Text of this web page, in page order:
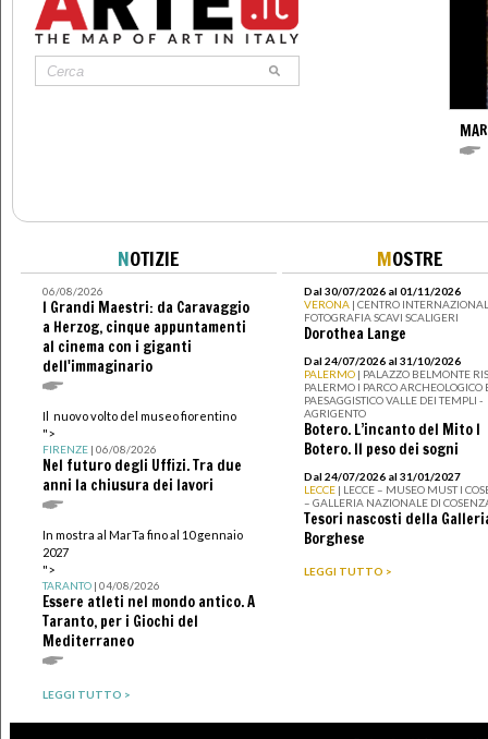
NOTIZIE
06/08/2026
I Grandi Maestri: da Caravaggio
a Herzog, cinque appuntamenti
al cinema con i giganti
dell'immaginario
Il nuovo volto del museo fiorentino
">
FIRENZE| 06/08/2026
Nel futuro degli Uffizi. Tra due
anni la chiusura dei lavori
In mostra al MarTa fino al 10 gennaio
2027
">
TARANTO| 04/08/2026
Essere atleti nel mondo antico. A
Taranto, per i Giochi del
Mediterraneo
LEGGI TUTTO >
MOSTRE
Dal 30/07/2026 al 01/11/2026
VERONA | CENTRO
FOTOGRAFIA SCAVI SCALIGERI
Dorothea Lange
Dal 24/07/2026 al 31/10/2026
PALERMO | PALAZZO BELMONTE
PALERMO I PARCO ARCHEOLOGICO
PAESAGGISTICO VALLE DEI TEMPLI -
AGRIGENTO
Botero. L’incanto del Mito I
Botero. Il peso dei sogni
Dal 24/07/2026 al 31/01/2027
LECCE | LECCE – MUSEO MUST I
– GALLERIA NAZIONALE DI
Tesori nascosti della
Borghese
LEGGI TUTTO >